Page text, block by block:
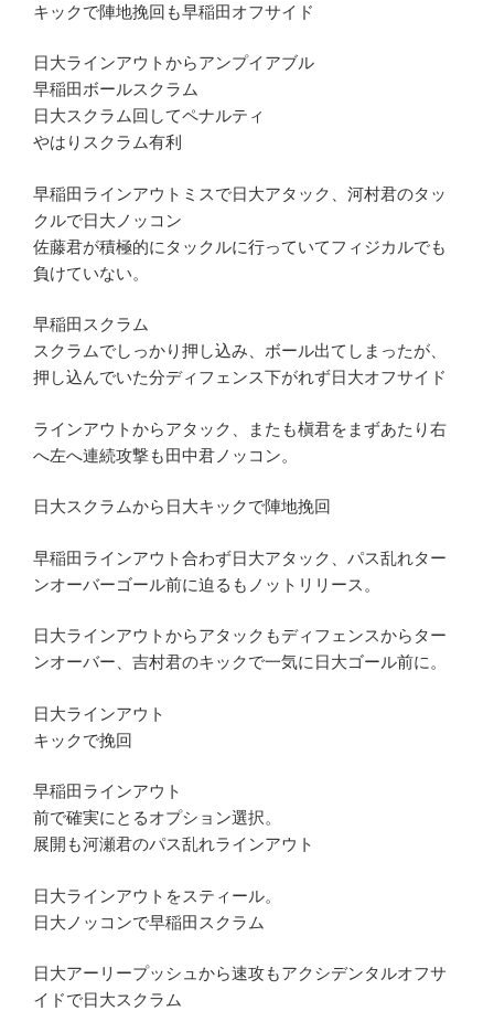
キックで陣地挽回も早稲田オフサイド
日大ラインアウトからアンプイアブル
早稲田ボールスクラム
日大スクラム回してペナルティ
やはりスクラム有利
早稲田ラインアウトミスで日大アタック、河村君のタッ
クルで日大ノッコン
佐藤君が積極的にタックルに行っていてフィジカルでも
負けていない。
早稲田スクラム
スクラムでしっかり押し込み、ボール出てしまったが、
押し込んでいた分ディフェンス下がれず日大オフサイド
ラインアウトからアタック、またも槇君をまずあたり右
へ左へ連続攻撃も田中君ノッコン。
日大スクラムから日大キックで陣地挽回
早稲田ラインアウト合わず日大アタック、パス乱れター
ンオーバーゴール前に迫るもノットリリース。
日大ラインアウトからアタックもディフェンスからター
ンオーバー、吉村君のキックで一気に日大ゴール前に。
日大ラインアウト
キックで挽回
早稲田ラインアウト
前で確実にとるオプション選択。
展開も河瀬君のパス乱れラインアウト
日大ラインアウトをスティール。
日大ノッコンで早稲田スクラム
日大アーリープッシュから速攻もアクシデンタルオフサ
イドで日大スクラム